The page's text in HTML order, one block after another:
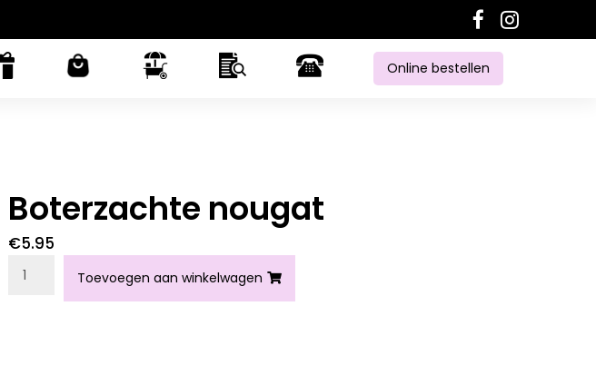
Online bestellen
Boterzachte nougat
€5.95
Boterzachte nougat aantal
Toevoegen aan winkelwagen